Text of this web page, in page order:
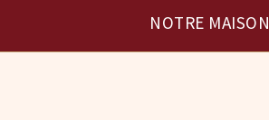
NOTRE MAISON